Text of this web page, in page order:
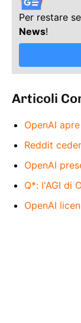
Per restare
News!
Articoli
OpenAI
Reddit
OpenAI
Q*: l'AGI di
OpenAI